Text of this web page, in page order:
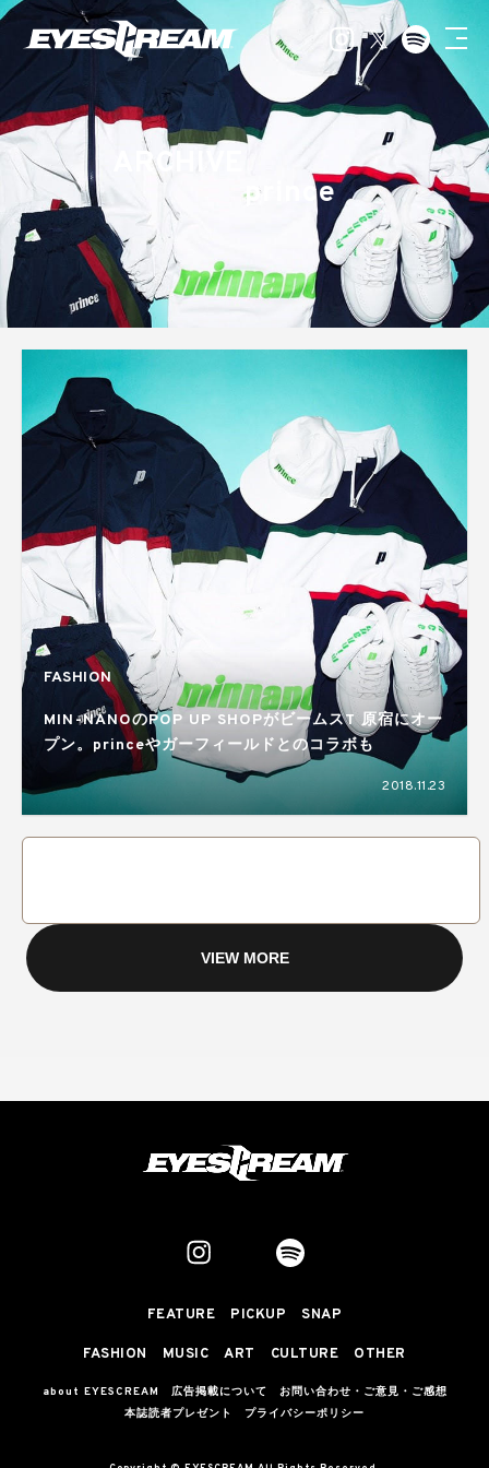
ARCHIVE
prince
FASHION
MIN-NANOのPOP UP SHOPがビームスT 原宿にオー
プン。princeやガーフィールドとのコラボも
2018.11.23
VIEW MORE
FEATURE PICKUP SNAP
FASHION MUSIC ART CULTURE OTHER
about EYESCREAM 広告掲載について
お問い合わせ・ご意見・ご感想
本誌読者プレゼント
プライバシーポリシー